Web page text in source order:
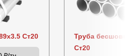
Ст20
Труба
Ст20